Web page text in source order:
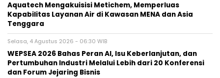
Aquatech Mengakuisisi Metichem, Memperluas
Kapabilitas Layanan Air di Kawasan MENA dan Asia
Tenggara
Selasa, 4 Agustus 2026 - 06:30 WIB
WEPSEA 2026 Bahas Peran AI, Isu Keberlanjutan, dan
Pertumbuhan Industri Melalui Lebih dari 20 Konferensi
dan Forum Jejaring Bisnis